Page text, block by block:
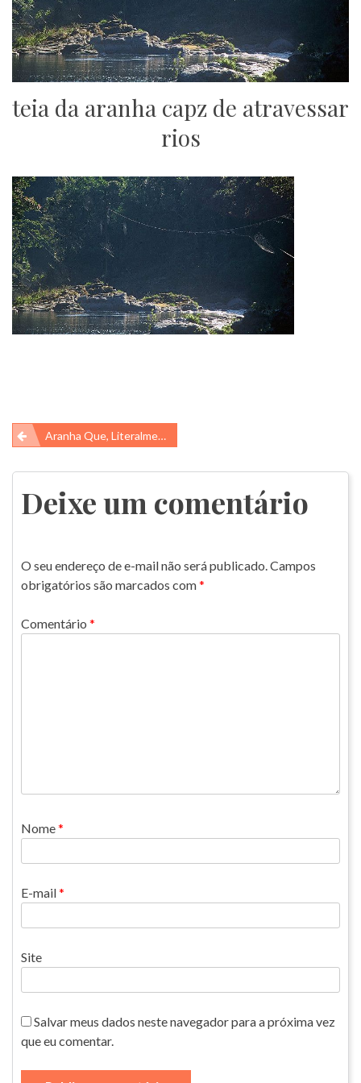
teia da aranha capz de atravessar
rios
Navegação
de
Post
Aranha Que, Literalmente, Constrói Pontes!
Deixe um comentário
O seu endereço de e-mail não será publicado.Campos
obrigatórios são marcados com*
Comentário *
Nome*
E-mail*
Site
Salvar meus dados neste navegador para a próxima vez
que eu comentar.